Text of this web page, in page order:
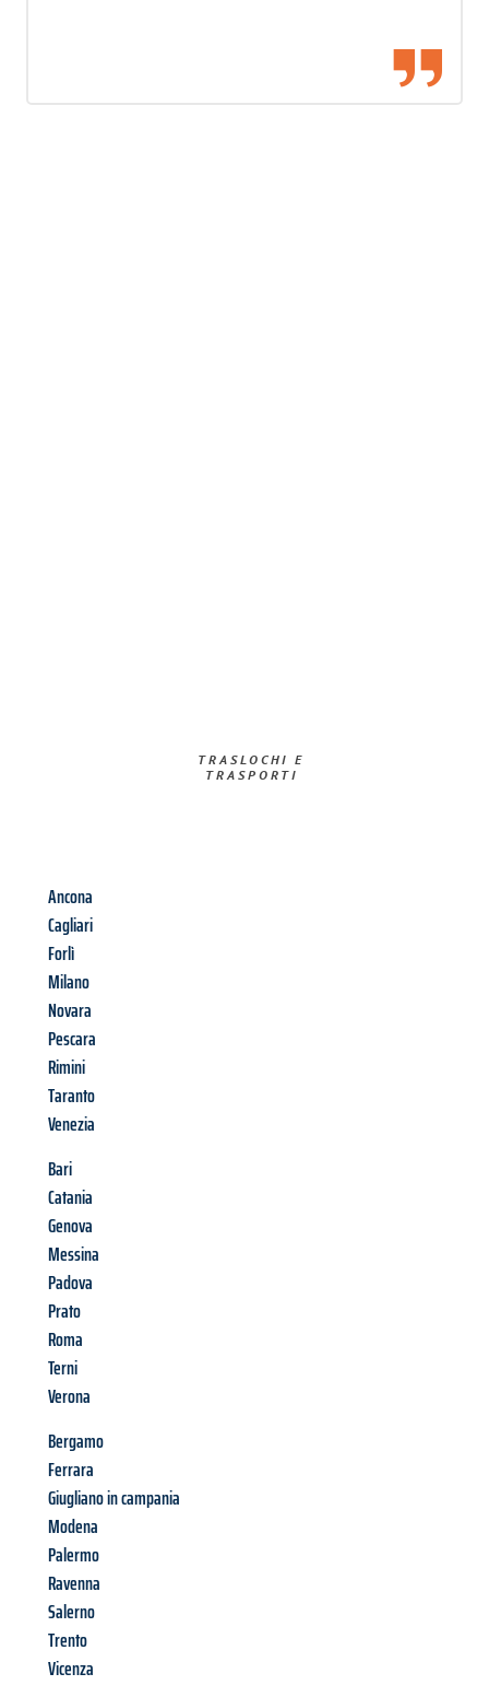
TRASLOCHI E
TRASPORTI​
Ancona
Cagliari
Forlì
Milano
Novara
Pescara
Rimini
Taranto
Venezia
Bari
Catania
Genova
Messina
Padova
Prato
Roma
Terni
Verona
Bergamo
Ferrara
Giugliano in campania
Modena
Palermo
Ravenna
Salerno
Trento
Vicenza